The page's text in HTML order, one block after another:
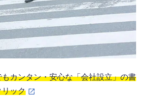
カンタン・安心な「会社設立」の書
リック